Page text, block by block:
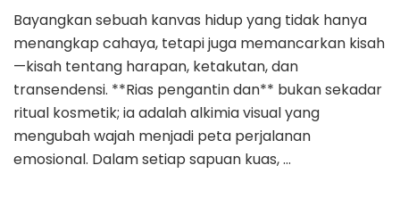
Bayangkan sebuah kanvas hidup yang tidak hanya
menangkap cahaya, tetapi juga memancarkan kisah
—kisah tentang harapan, ketakutan, dan
transendensi. **Rias pengantin dan** bukan sekadar
ritual kosmetik; ia adalah alkimia visual yang
mengubah wajah menjadi peta perjalanan
emosional. Dalam setiap sapuan kuas, …